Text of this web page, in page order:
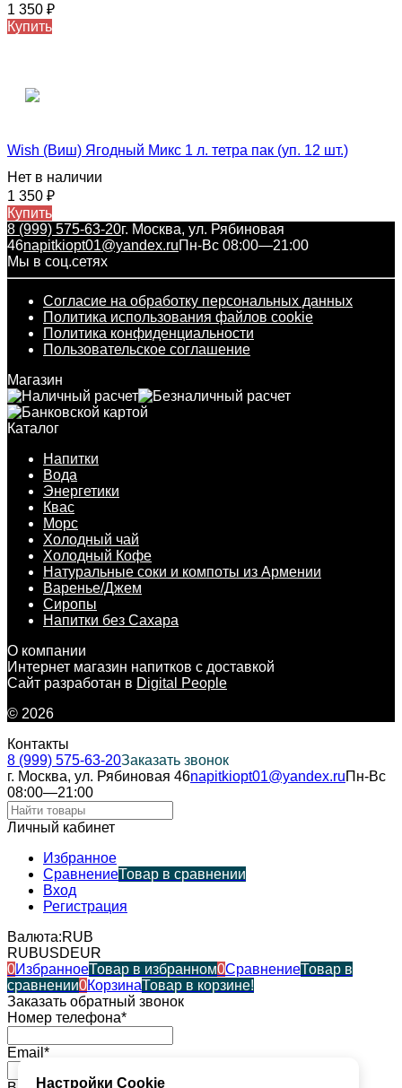
1 350 ₽
Купить
Wish (Виш) Ягодный Микс 1 л. тетра пак (уп. 12 шт.)
Нет в наличии
1 350 ₽
Купить
8 (999) 575-63-20г. Москва, ул. Рябиновая
46napitkiopt01@yandex.ruПн-Вс 08:00—21:00
Мы в соц.сетях
Согласие на обработку персональных данных
Политика использования файлов cookie
Политика конфиденциальности
Пользовательское соглашение
Магазин
Каталог
Напитки
Вода
Энергетики
Квас
Морс
Холодный чай
Холодный Кофе
Натуральные соки и компоты из Армении
Варенье/Джем
Сиропы
Напитки без Сахара
О компании
Интернет магазин напитков с доставкой
Сайт разработан в Digital People
© 2026
Настройки Cookie
Контакты
8 (999) 575-63-20Заказать звонок
г. Москва, ул. Рябиновая 46napitkiopt01@yandex.ruПн-Вс
08:00—21:00
Личный кабинет
Избранное
СравнениеТовар в сравнении
Вход
Регистрация
Валюта:RUB
RUBUSDEUR
0ИзбранноеТовар в избранном0СравнениеТовар в
сравнении0КорзинаТовар в корзине!
Заказать обратный звонок
Номер телефона*
Email*